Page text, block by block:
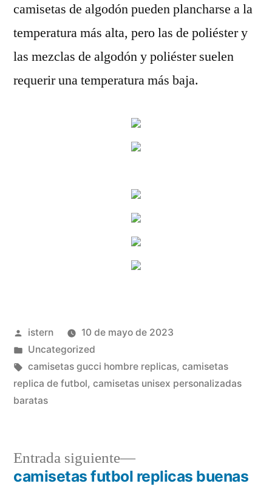
camisetas de algodón pueden plancharse a la
temperatura más alta, pero las de poliéster y
las mezclas de algodón y poliéster suelen
requerir una temperatura más baja.
Publicado
por
istern
10 de mayo de 2023
Publicado
en
Uncategorized
Etiquetas:
camisetas gucci hombre replicas, camisetas
replica de futbol, camisetas unisex personalizadas
baratas
Entrada siguiente
Entrada
siguiente:
camisetas futbol replicas buenas